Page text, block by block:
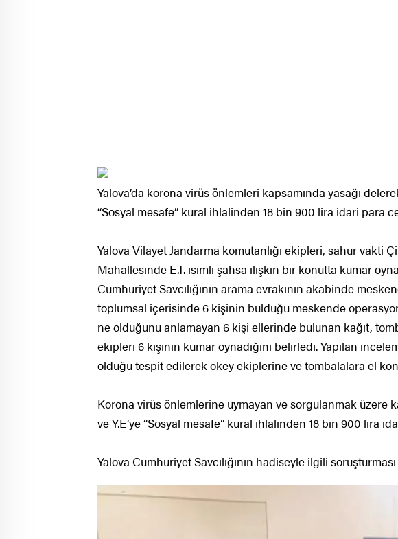
Yalova’da korona virüs önlemleri kapsamında yasağı
“Sosyal mesafe” kural ihlalinden 18 bin 900 lira idari para
Yalova Vilayet Jandarma komutanlığı ekipleri, sahur vakti
Mahallesinde E.T. isimli şahsa ilişkin bir konutta kumar
Cumhuriyet Savcılığının arama evrakının akabinde
toplumsal içerisinde 6 kişinin bulduğu meskende
ne olduğunu anlamayan 6 kişi ellerinde bulunan kağıt,
ekipleri 6 kişinin kumar oynadığını belirledi. Yapılan
olduğu tespit edilerek okey ekiplerine ve tombalalara el
Korona virüs önlemlerine uymayan ve sorgulanmak üzere
ve Y.E‘ye “Sosyal mesafe” kural ihlalinden 18 bin 900 lira
Yalova Cumhuriyet Savcılığının hadiseyle ilgili